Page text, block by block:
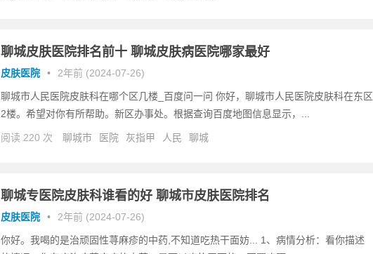
聊城皮肤医院排名前十 聊城皮肤病医院哪家最好
皮肤医院 • 2年前 (2024-07-26)
聊城市人民医院皮肤科在哪个区几楼_百度问一问 你好，聊城市人民医院皮肤科在东区
2楼。希望对你有所帮助。新区办事处。根据查询百度地图信息显示，...
阅读 220 次 聊城市 医院 灰指甲 人民 聊城
聊城专医院皮肤科谁看的好 聊城市皮肤医院排名
皮肤医院 • 2年前 (2024-07-26)
你好。我喝的是治顽固性荨麻疹的中药,不知道吃热干面妨... 1、病情分析：看你描述